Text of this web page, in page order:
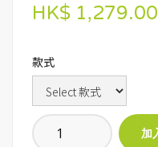
HK$ 1,279.00
款式